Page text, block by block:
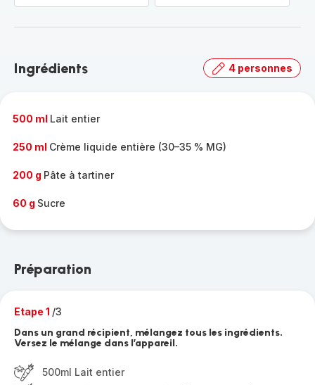
Ingrédients 4 personnes
500 ml Lait entier
250 ml Crème liquide entière (30–35 % MG)
200 g Pâte à tartiner
60 g Sucre
Préparation
Etape 1 /3
Dans un grand récipient, mélangez tous les ingrédients.
Versez le mélange dans l’appareil.
500ml Lait entier